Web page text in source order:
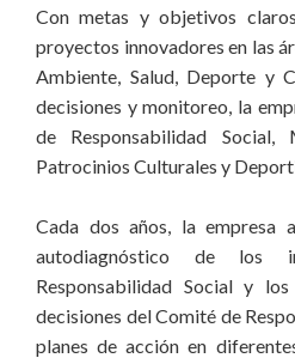
Con metas y objetivos
proyectos innovadores en las
Ambiente, Salud, Deporte y
decisiones y monitoreo, la
de Responsabilidad
Patrocinios Culturales y
Cada dos años, la empresa
autodiagnóstico de los
Responsabilidad Social y
decisiones del Comité de
planes de acción en